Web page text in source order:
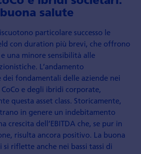
salute
particolare successo le
con duration più brevi, che offrono
una minore sensibilità alle
L’andamento
fondamentali delle aziende nei
e degli ibridi corporate,
questa asset class. Storicamente,
in genere un indebitamento
crescita dell’EBITDA che, se pur in
risulta ancora positivo. La buona
riflette anche nei bassi tassi di